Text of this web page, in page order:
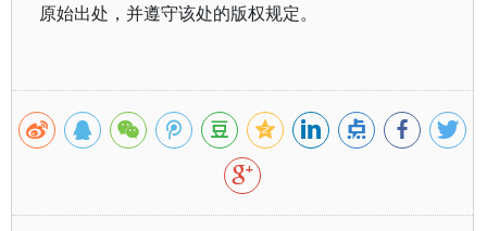
原始出处，并遵守该处的版权规定。